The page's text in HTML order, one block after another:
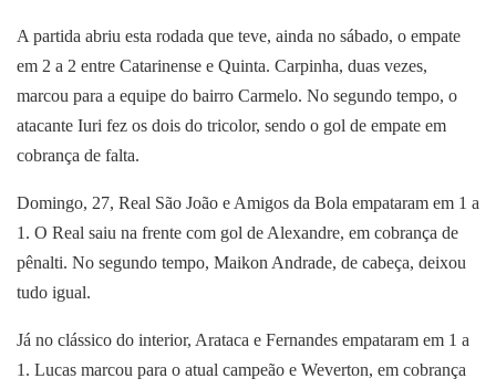
A partida abriu esta rodada que teve, ainda no sábado, o empate
em 2 a 2 entre Catarinense e Quinta. Carpinha, duas vezes,
marcou para a equipe do bairro Carmelo. No segundo tempo, o
atacante Iuri fez os dois do tricolor, sendo o gol de empate em
cobrança de falta.
Domingo, 27, Real São João e Amigos da Bola empataram em 1 a
1. O Real saiu na frente com gol de Alexandre, em cobrança de
pênalti. No segundo tempo, Maikon Andrade, de cabeça, deixou
tudo igual.
Já no clássico do interior, Arataca e Fernandes empataram em 1 a
1. Lucas marcou para o atual campeão e Weverton, em cobrança